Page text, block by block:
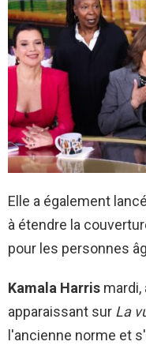
Elle a également
à étendre la
pour les personnes
Kamala Harris
apparaissant sur La
l'ancienne norme et